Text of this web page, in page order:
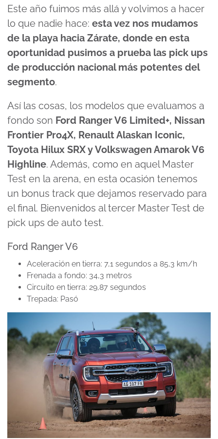
Este año fuimos más allá y volvimos a hacer
lo que nadie hace: esta vez nos mudamos
de la playa hacia Zárate, donde en esta
oportunidad pusimos a prueba las pick ups
de producción nacional más potentes del
segmento.
Así las cosas, los modelos que evaluamos a
fondo son Ford Ranger V6 Limited+, Nissan
Frontier Pro4X, Renault Alaskan Iconic,
Toyota Hilux SRX y Volkswagen Amarok V6
Highline. Además, como en aquel Master
Test en la arena, en esta ocasión tenemos
un bonus track que dejamos reservado para
el final. Bienvenidos al tercer Master Test de
pick ups de auto test.
Ford Ranger V6
Aceleración en tierra: 7,1 segundos a 85,3 km/h
Frenada a fondo: 34,3 metros
Circuito en tierra: 29,87 segundos
Trepada: Pasó